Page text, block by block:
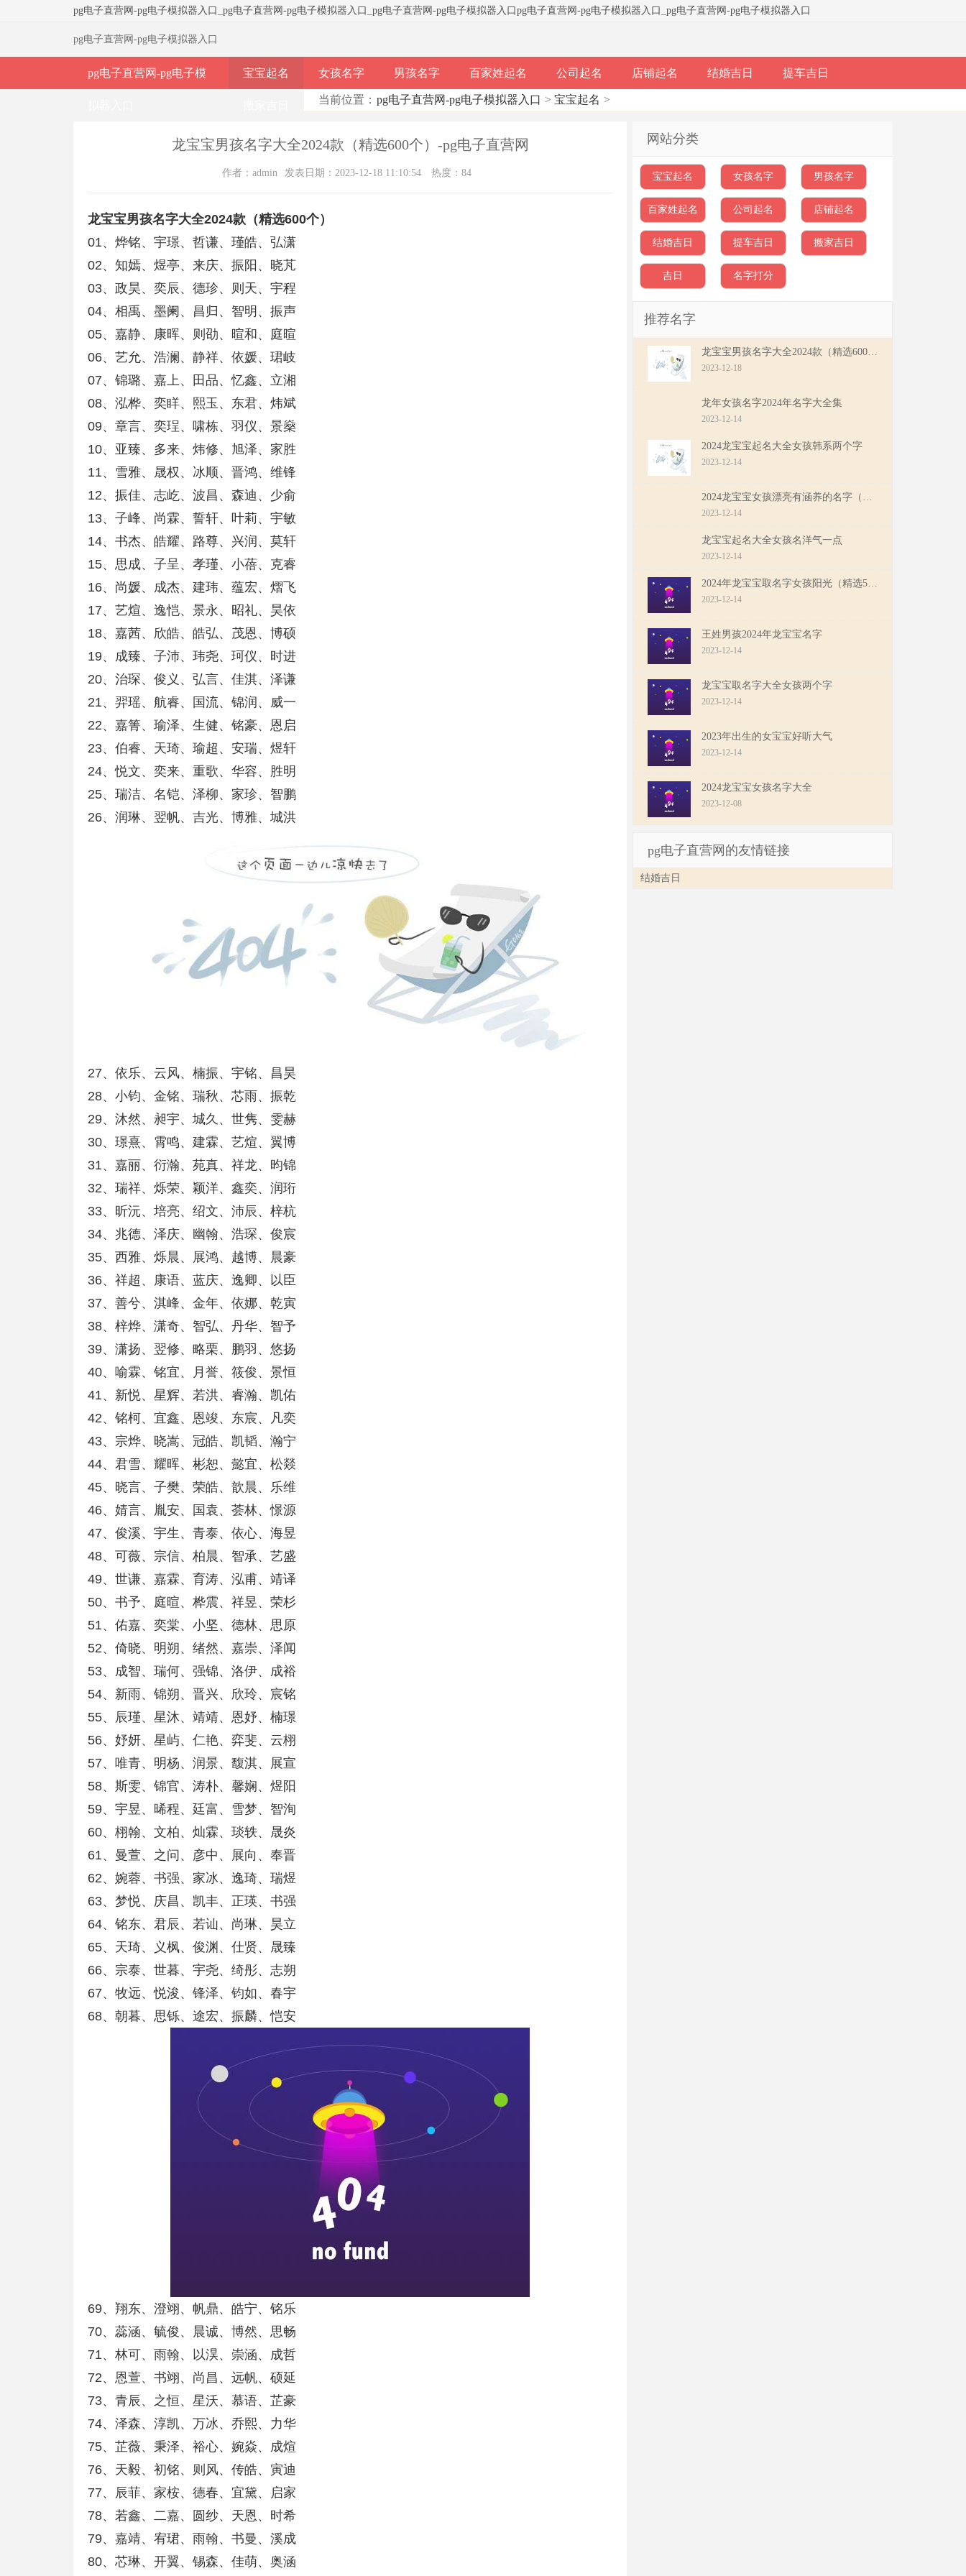
pg电子直营网-pg电子模拟器入口 pg电子直营网-pg电子模拟器入口 pg电子直营网-pg电子模拟器入口 pg电子直营网-pg电子模拟器入口 pg电子直营网-pg电子模拟器入口
pg电子直营网-pg电子模拟器入口
pg电子直营网-pg电子模 宝宝起名 女孩名字 男孩名字 百家姓起名 公司起名 店铺起名 结婚吉日 提车吉日
当前位置： pg电子直营网-pg电子模拟器入口 > 宝宝起名 >
龙宝宝男孩名字大全2024款（精选600个）-pg电子直营网
作者：admin 发表日期：2023-12-18 11:10:54 热度：84
龙宝宝男孩名字大全2024款（精选600个）
01、烨铭、宇璟、哲谦、瑾皓、弘潇
02、知嫣、煜亭、来庆、振阳、晓芃
03、政昊、奕辰、德珍、则天、宇程
04、相禹、墨阑、昌归、智明、振声
05、嘉静、康晖、则劭、暄和、庭暄
06、艺允、浩澜、静祥、依媛、珺岐
07、锦璐、嘉上、田品、忆鑫、立湘
08、泓桦、奕眻、熙玉、东君、炜斌
09、章言、奕珵、啸栋、羽仪、景燊
10、亚臻、多来、炜修、旭泽、家胜
11、雪雅、晟权、冰顺、晋鸿、维锋
12、振佳、志屹、波昌、森迪、少俞
13、子峰、尚霖、誓轩、叶莉、宇敏
14、书杰、皓耀、路尊、兴润、莫轩
15、思成、子呈、孝瑾、小蓓、克睿
16、尚媛、成杰、建玮、蕴宏、熠飞
17、艺煊、逸恺、景永、昭礼、昊依
18、嘉茜、欣皓、皓弘、茂恩、博硕
19、成臻、子沛、玮尧、珂仪、时进
20、治琛、俊义、弘言、佳淇、泽谦
21、羿瑶、航睿、国流、锦润、威一
22、嘉箐、瑜泽、生健、铭豪、恩启
23、伯睿、天琦、瑜超、安瑞、煜轩
24、悦文、奕来、重歌、华容、胜明
25、瑞洁、名铠、泽柳、家珍、智鹏
26、润琳、翌帆、吉光、博雅、城洪
27、依乐、云风、楠振、宇铭、昌昊
28、小钧、金铭、瑞秋、芯雨、振乾
29、沐然、昶宇、城久、世隽、雯赫
30、璟熹、霄鸣、建霖、艺煊、翼博
31、嘉丽、衍瀚、苑真、祥龙、昀锦
32、瑞祥、烁荣、颖洋、鑫奕、润珩
33、昕沅、培亮、绍文、沛辰、梓杭
34、兆德、泽庆、幽翰、浩琛、俊宸
35、西雅、烁晨、展鸿、越博、晨豪
36、祥超、康语、蓝庆、逸卿、以臣
37、善兮、淇峰、金年、依娜、乾寅
38、梓烨、潇奇、智弘、丹华、智予
39、潇扬、翌修、略栗、鹏羽、悠扬
40、喻霖、铭宜、月誉、筱俊、景恒
41、新悦、星辉、若洪、睿瀚、凯佑
42、铭柯、宜鑫、恩竣、东宸、凡奕
43、宗烨、晓嵩、冠皓、凯韬、瀚宁
44、君雪、耀晖、彬恕、懿宜、松燚
45、晓言、子樊、荣皓、歆晨、乐维
46、婧言、胤安、国袁、荟林、憬源
47、俊溪、宇生、青泰、依心、海昱
48、可薇、宗信、柏晨、智承、艺盛
49、世谦、嘉霖、育涛、泓甫、靖译
50、书予、庭暄、桦震、祥昱、荣杉
51、佑嘉、奕棠、小坚、德林、思原
52、倚晓、明朔、绪然、嘉崇、泽闻
53、成智、瑞何、强锦、洛伊、成裕
54、新雨、锦朔、晋兴、欣玲、宸铭
55、辰瑾、星沐、靖靖、恩妤、楠璟
56、妤妍、星屿、仁艳、弈斐、云栩
57、唯青、明杨、润景、馥淇、展宣
58、斯雯、锦官、涛朴、馨娴、煜阳
59、宇昱、晞程、廷富、雪梦、智洵
60、栩翰、文柏、灿霖、琰轶、晟炎
61、曼萱、之问、彦中、展向、奉晋
62、婉蓉、书强、家冰、逸琦、瑞煜
63、梦悦、庆昌、凯丰、正瑛、书强
64、铭东、君辰、若讪、尚琳、昊立
65、天琦、义枫、俊渊、仕贤、晟臻
66、宗泰、世暮、宇尧、绮彤、志朔
67、牧远、悦浚、锋泽、钧如、春宇
68、朝暮、思铄、途宏、振麟、恺安
69、翔东、澄翊、帆鼎、皓宁、铭乐
70、蕊涵、毓俊、晨诚、博然、思畅
71、林可、雨翰、以淏、崇涵、成哲
72、恩萱、书翊、尚昌、远帆、硕延
73、青辰、之恒、星沃、慕语、芷豪
74、泽森、淳凯、万冰、乔熙、力华
75、芷薇、秉泽、裕心、婉焱、成煊
76、天毅、初铭、则风、传皓、寅迪
77、辰菲、家桉、德春、宜黛、启家
78、若鑫、二嘉、圆纱、天恩、时希
79、嘉靖、宥珺、雨翰、书曼、溪成
80、芯琳、开翼、锡森、佳萌、奥涵
网站分类
宝宝起名 女孩名字 男孩名字
百家姓起名 公司起名 店铺起名
结婚吉日 提车吉日 搬家吉日
吉日 名字打分
推荐名字
2023-12-18
龙年女孩名字2024年名字大全集
2023-12-14
2024龙宝宝起名大全女孩韩系两个字
2023-12-14
2023-12-14
龙宝宝起名大全女孩名洋气一点
2023-12-14
2023-12-14
王姓男孩2024年龙宝宝名字
2023-12-14
龙宝宝取名字大全女孩两个字
2023-12-14
2023年出生的女宝宝好听大气
2023-12-14
2024龙宝宝女孩名字大全
2023-12-08
pg电子直营网的友情链接
结婚吉日